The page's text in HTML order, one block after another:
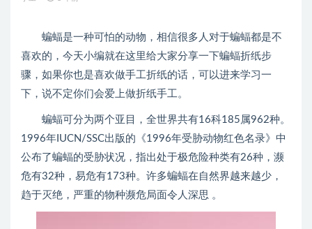
蝙蝠是一种可怕的动物，相信很多人对于蝙蝠都是不
喜欢的，今天小编就在这里给大家分享一下蝙蝠折纸步
骤，如果你也是喜欢做手工折纸的话，可以进来学习一
下，说不定你们会爱上做折纸手工。
蝙蝠可分为两个亚目，全世界共有16科185属962种。
1996年IUCN/SSC出版的《1996年受胁动物红色名录》中
公布了蝙蝠的受胁状况，指出处于极危险种类有26种，濒
危有32种，易危有173种。许多蝙蝠在自然界越来越少，
趋于灭绝，严重的物种濒危局面令人深思 。